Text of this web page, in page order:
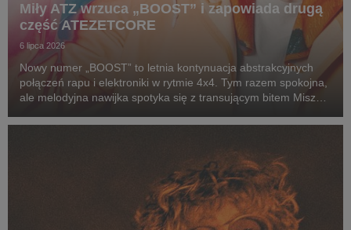
Miły ATZ wrzuca „BOOST” i zapowiada drugą
część ATEZETCORE
6 lipca 2026
Nowy numer „BOOST” to letnia kontynuacja abstrakcyjnych
połączeń rapu i elektroniki w rytmie 4x4. Tym razem spokojna,
ale melodyjna nawijka spotyka się z transującym bitem Miszy
wyraźnego dropu, prowadzi nas w progre...